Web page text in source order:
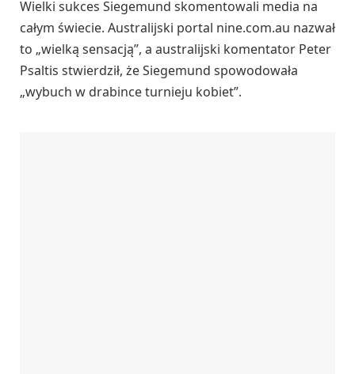
Wielki sukces Siegemund skomentowali media na
całym świecie. Australijski portal nine.com.au nazwał
to „wielką sensacją”, a australijski komentator Peter
Psaltis stwierdził, że Siegemund spowodowała
„wybuch w drabince turnieju kobiet”.